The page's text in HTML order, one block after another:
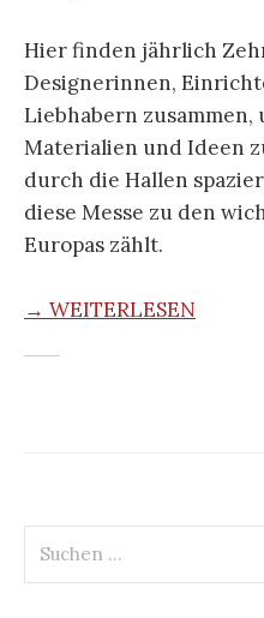
Hier finden jährlich
Designerinnen,
Liebhabern
Materialien und Ideen
durch die Hallen
diese Messe zu den
Europas zählt.
→ WEITERLESEN
nach: